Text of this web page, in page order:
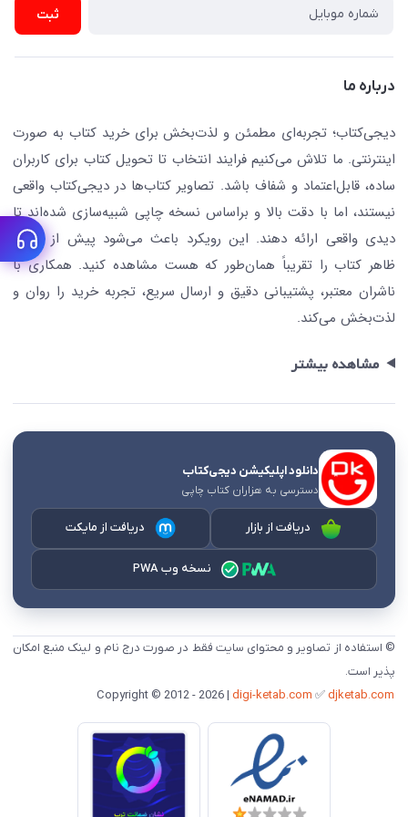
کافه دیجی کتاب
جستجو در سایت
کتابیاب
ارسال تیکت پشتیبانی
ثبت
درباره ما
دیجی‌کتاب؛ تجربه‌ای مطمئن و لذت‌بخش برای خرید کتاب به صورت
اینترنتی. ما تلاش می‌کنیم فرایند انتخاب تا تحویل کتاب برای کاربران
ساده، قابل‌اعتماد و شفاف باشد. تصاویر کتاب‌ها در دیجی‌کتاب واقعی
نیستند، اما با دقت بالا و براساس نسخه چاپی شبیه‌سازی شده‌اند تا
دیدی واقعی ارائه دهند. این رویکرد باعث می‌شود پیش از خرید،
ظاهر کتاب را تقریباً همان‌طور که هست مشاهده کنید. همکاری با
ناشران معتبر، پشتیبانی دقیق و ارسال سریع، تجربه خرید را روان و
لذت‌بخش می‌کند.
مشاهده بیشتر
دانلود اپلیکیشن دیجی‌کتاب
دسترسی به هزاران کتاب چاپی
دریافت از بازار دریافت از مایکت
نسخه وب PWA
© استفاده از تصاویر و محتوای سایت فقط در صورت درج نام و لینک منبع امکان
پذیر است.
digi-ketab.com ✅djketab.com